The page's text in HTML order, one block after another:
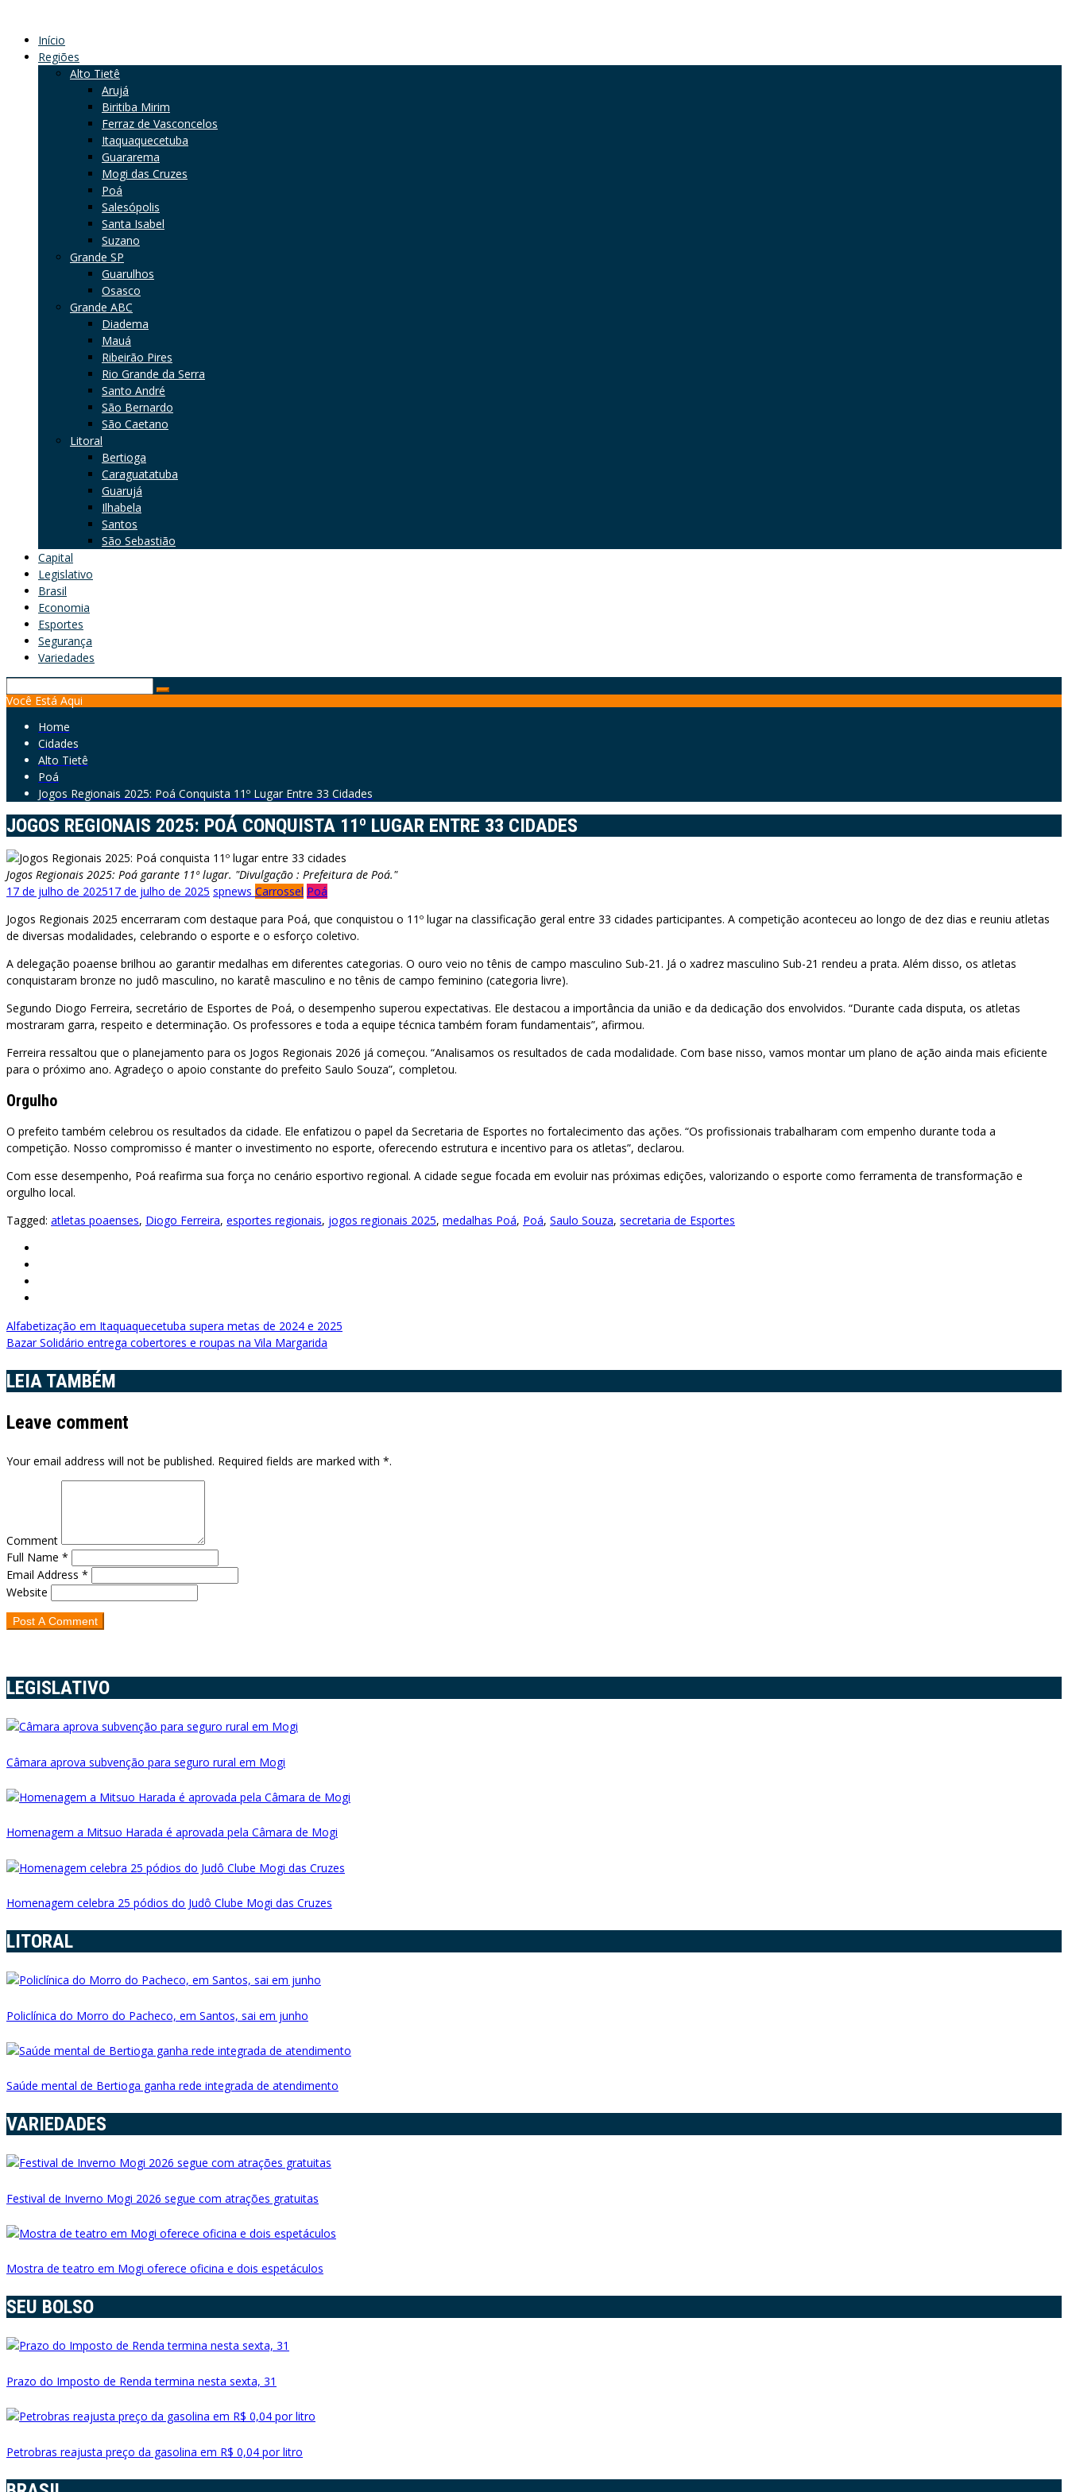
Início
Regiões
Alto Tietê
Arujá
Biritiba Mirim
Ferraz de Vasconcelos
Itaquaquecetuba
Guararema
Mogi das Cruzes
Poá
Salesópolis
Santa Isabel
Suzano
Grande SP
Guarulhos
Osasco
Grande ABC
Diadema
Mauá
Ribeirão Pires
Rio Grande da Serra
Santo André
São Bernardo
São Caetano
Litoral
Bertioga
Caraguatatuba
Guarujá
Ilhabela
Santos
São Sebastião
Capital
Legislativo
Brasil
Economia
Esportes
Segurança
Variedades
for:
Você Está Aqui
Home
Cidades
Alto Tietê
Poá
Jogos Regionais 2025: Poá Conquista 11º Lugar Entre 33 Cidades
JOGOS REGIONAIS 2025: POÁ CONQUISTA 11º LUGAR ENTRE 33 CIDADES
Jogos Regionais 2025: Poá garante 11º lugar. "Divulgação : Prefeitura de Poá."
17 de julho de 202517 de julho de 2025 spnews Carrossel Poá
Jogos Regionais 2025 encerraram com destaque para Poá, que conquistou o 11º lugar na classificação geral entre 33 cidades participantes. A competição aconteceu ao longo de dez dias e reuniu atletas
de diversas modalidades, celebrando o esporte e o esforço coletivo.
A delegação poaense brilhou ao garantir medalhas em diferentes categorias. O ouro veio no tênis de campo masculino Sub-21. Já o xadrez masculino Sub-21 rendeu a prata. Além disso, os atletas
conquistaram bronze no judô masculino, no karatê masculino e no tênis de campo feminino (categoria livre).
Segundo Diogo Ferreira, secretário de Esportes de Poá, o desempenho superou expectativas. Ele destacou a importância da união e da dedicação dos envolvidos. “Durante cada disputa, os atletas
mostraram garra, respeito e determinação. Os professores e toda a equipe técnica também foram fundamentais”, afirmou.
Ferreira ressaltou que o planejamento para os Jogos Regionais 2026 já começou. “Analisamos os resultados de cada modalidade. Com base nisso, vamos montar um plano de ação ainda mais eficiente
para o próximo ano. Agradeço o apoio constante do prefeito Saulo Souza”, completou.
Orgulho
O prefeito também celebrou os resultados da cidade. Ele enfatizou o papel da Secretaria de Esportes no fortalecimento das ações. “Os profissionais trabalharam com empenho durante toda a
competição. Nosso compromisso é manter o investimento no esporte, oferecendo estrutura e incentivo para os atletas”, declarou.
Com esse desempenho, Poá reafirma sua força no cenário esportivo regional. A cidade segue focada em evoluir nas próximas edições, valorizando o esporte como ferramenta de transformação e
orgulho local.
Tagged: atletas poaenses, Diogo Ferreira, esportes regionais, jogos regionais 2025, medalhas Poá, Poá, Saulo Souza, secretaria de Esportes
Navegação
de
Post
Alfabetização em Itaquaquecetuba supera metas de 2024 e 2025
Bazar Solidário entrega cobertores e roupas na Vila Margarida
LEIA TAMBÉM
Leave comment
Your email address will not be published. Required fields are marked with *.
Comment
Full Name *
Email Address *
Website
LEGISLATIVO
Câmara aprova subvenção para seguro rural em Mogi
Homenagem a Mitsuo Harada é aprovada pela Câmara de Mogi
Homenagem celebra 25 pódios do Judô Clube Mogi das Cruzes
LITORAL
Policlínica do Morro do Pacheco, em Santos, sai em junho
Saúde mental de Bertioga ganha rede integrada de atendimento
VARIEDADES
Festival de Inverno Mogi 2026 segue com atrações gratuitas
Mostra de teatro em Mogi oferece oficina e dois espetáculos
SEU BOLSO
Prazo do Imposto de Renda termina nesta sexta, 31
Petrobras reajusta preço da gasolina em R$ 0,04 por litro